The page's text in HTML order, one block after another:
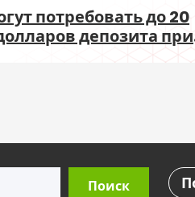
потребовать до 20
депозита при
Поиск